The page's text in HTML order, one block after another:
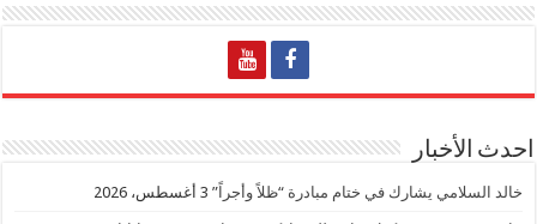
احدث الأخبار
خالد السلامي يشارك في ختام مبادرة “ظلاً وأجراً” 3 أغسطس، 2026